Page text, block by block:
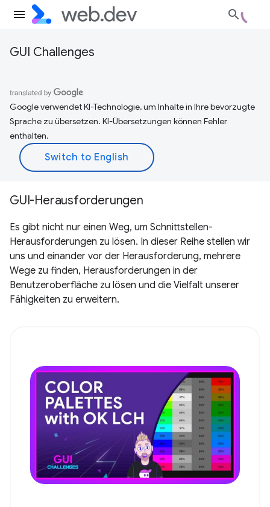
GUI Challenges
Google verwendet KI-Technologie, um Inhalte in Ihre bevorzugte
Sprache zu übersetzen. KI-Übersetzungen können Fehler
enthalten.
GUI-Herausforderungen
Es gibt nicht nur einen Weg, um Schnittstellen-
Herausforderungen zu lösen. In dieser Reihe stellen wir
uns und einander vor der Herausforderung, mehrere
Wege zu finden, Herausforderungen in der
Benutzeroberfläche zu lösen und die Vielfalt unserer
Fähigkeiten zu erweitern.